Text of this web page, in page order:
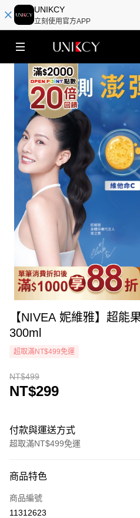
UNIKCY
立刻使用官方APP
【NIVEA 妮維雅】超能
300ml
超取滿NT$499免運
NT$499
NT$299
付款與運送方式
超取滿NT$499免運
icash Pay
信用卡一次付款
商品特色
商品編號
11312623